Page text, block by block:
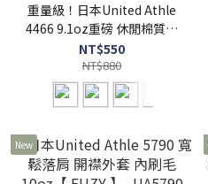
重量級！日本United Athle
4466 9.1oz重磅 休閒棉質短
褲 素面基本款 【 FUZY 】-
UA4466
NT$550
NT$880
New